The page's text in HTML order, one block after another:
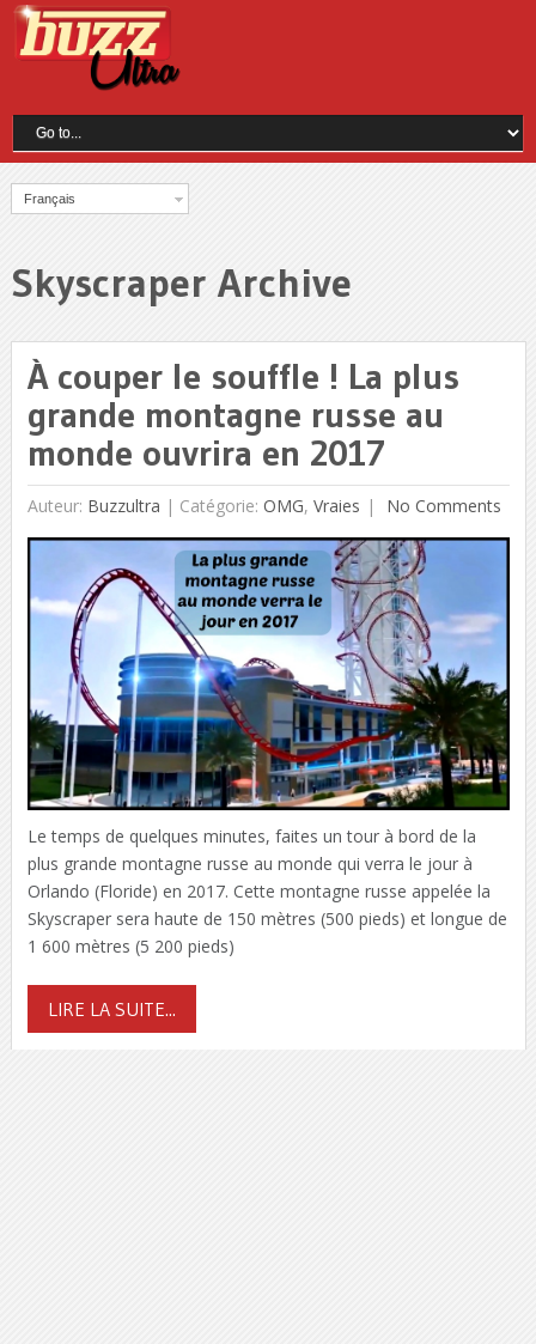
Français
Skyscraper Archive
À couper le souffle ! La plus
grande montagne russe au
monde ouvrira en 2017
Auteur: Buzzultra | Catégorie: OMG, Vraies No Comments
Le temps de quelques minutes, faites un tour à bord de la
plus grande montagne russe au monde qui verra le jour à
Orlando (Floride) en 2017. Cette montagne russe appelée la
Skyscraper sera haute de 150 mètres (500 pieds) et longue de
1 600 mètres (5 200 pieds)
LIRE LA SUITE...